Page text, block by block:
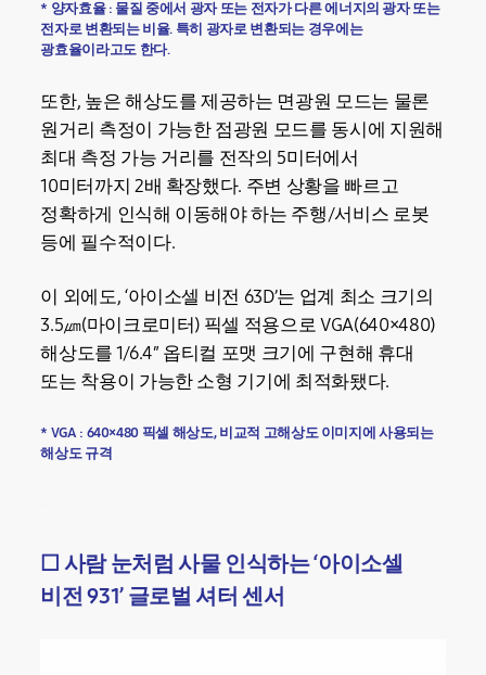
* 양자효율 : 물질 중에서 광자 또는 전자가 다른 에너지의 광자 또는
전자로 변환되는 비율. 특히 광자로 변환되는 경우에는
광효율이라고도 한다.
또한, 높은 해상도를 제공하는 면광원 모드는 물론
원거리 측정이 가능한 점광원 모드를 동시에 지원해
최대 측정 가능 거리를 전작의 5미터에서
10미터까지 2배 확장했다. 주변 상황을 빠르고
정확하게 인식해 이동해야 하는 주행/서비스 로봇
등에 필수적이다.
이 외에도, ‘아이소셀 비전 63D’는 업계 최소 크기의
3.5㎛(마이크로미터) 픽셀 적용으로 VGA(640×480)
해상도를 1/6.4″ 옵티컬 포맷 크기에 구현해 휴대
또는 착용이 가능한 소형 기기에 최적화됐다.
* VGA : 640×480 픽셀 해상도, 비교적 고해상도 이미지에 사용되는
해상도 규격
☐ 사람 눈처럼 사물 인식하는 ‘아이소셀
비전 931’ 글로벌 셔터 센서